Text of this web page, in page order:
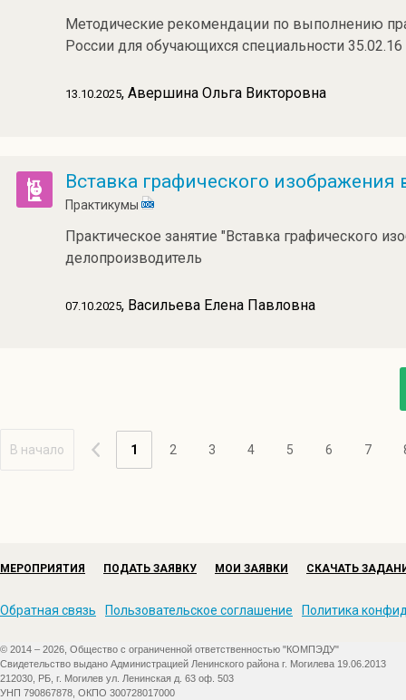
Методические рекомендации по выполнению
России для обучающихся специальности
13.10.2025, Авершина Ольга Викторовна
Вставка графического изображения
Практикумы
Практическое занятие "Вставка графического
делопроизводитель
07.10.2025, Васильева Елена Павловна
В начало 1 2 3 4 5 6 7
МЕРОПРИЯТИЯ ПОДАТЬ ЗАЯВКУ МОИ ЗАЯВКИ СКАЧАТЬ
Обратная связь Пользовательское соглашение Политика
© 2014 – 2026, Общество с ограниченной ответственностью "КОМПЭДУ"
Свидетельство выдано Администрацией Ленинского района г. Могилева 19.06.2013
212030, РБ, г. Могилев ул. Ленинская д. 63 оф. 503
УНП 790867878, ОКПО 300728017000